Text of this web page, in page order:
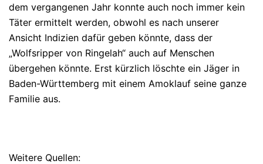
dem vergangenen Jahr konnte auch noch immer kein
Täter ermittelt werden, obwohl es nach unserer
Ansicht Indizien dafür geben könnte, dass der
„Wolfsripper von Ringelah“ auch auf Menschen
übergehen könnte. Erst kürzlich löschte ein Jäger in
Baden-Württemberg mit einem Amoklauf seine ganze
Familie aus.
Weitere Quellen: